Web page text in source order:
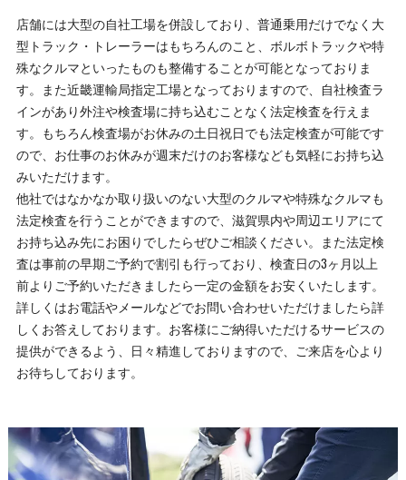
店舗には大型の自社工場を併設しており、普通乗用だけでなく大
型トラック・トレーラーはもちろんのこと、ボルボトラックや特
殊なクルマといったものも整備することが可能となっておりま
す。また近畿運輸局指定工場となっておりますので、自社検査ラ
インがあり外注や検査場に持ち込むことなく法定検査を行えま
す。もちろん検査場がお休みの土日祝日でも法定検査が可能です
ので、お仕事のお休みが週末だけのお客様なども気軽にお持ち込
みいただけます。
他社ではなかなか取り扱いのない大型のクルマや特殊なクルマも
法定検査を行うことができますので、滋賀県内や周辺エリアにて
お持ち込み先にお困りでしたらぜひご相談ください。また法定検
査は事前の早期ご予約で割引も行っており、検査日の3ヶ月以上
前よりご予約いただきましたら一定の金額をお安くいたします。
詳しくはお電話やメールなどでお問い合わせいただけましたら詳
しくお答えしております。お客様にご納得いただけるサービスの
提供ができるよう、日々精進しておりますので、ご来店を心より
お待ちしております。